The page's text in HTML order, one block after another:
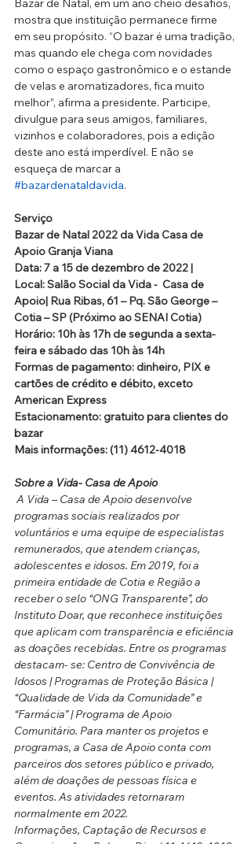
Bazar de Natal, em um ano cheio desafios,
mostra que instituição permanece firme
em seu propósito. “O bazar é uma tradição,
mas quando ele chega com novidades
como o espaço gastronômico e o estande
de velas e aromatizadores, fica muito
melhor”, afirma a presidente. Participe,
divulgue para seus amigos, familiares,
vizinhos e colaboradores, pois a edição
deste ano está imperdível. E não se
esqueça de marcar a
#bazardenataldavida.
Serviço
Bazar de Natal 2022 da Vida Casa de
Apoio Granja Viana
Data: 7 a 15 de dezembro de 2022 |
Local: Salão Social da Vida -  Casa de
Apoio| Rua Ribas, 61 – Pq. São George –
Cotia – SP (Próximo ao SENAI Cotia)
Horário: 10h às 17h de segunda a sexta-
feira e sábado das 10h às 14h
Formas de pagamento: dinheiro, PIX e
cartões de crédito e débito, exceto
American Express
Estacionamento: gratuito para clientes do
bazar
Mais informações: (11) 4612-4018
Sobre a Vida- Casa de Apoio
A Vida – Casa de Apoio desenvolve
programas sociais realizados por
voluntários e uma equipe de especialistas
remunerados, que atendem crianças,
adolescentes e idosos. Em 2019, foi a
primeira entidade de Cotia e Região a
receber o selo “ONG Transparente”, do
Instituto Doar, que reconhece instituições
que aplicam com transparência e eficiência
as doações recebidas. Entre os programas
destacam- se: Centro de Convivência de
Idosos | Programas de Proteção Básica |
“Qualidade de Vida da Comunidade” e
“Farmácia” | Programa de Apoio
Comunitário. Para manter os projetos e
programas, a Casa de Apoio conta com
parceiros dos setores público e privado,
além de doações de pessoas física e
eventos. As atividades retornaram
normalmente em 2022.
Informações, Captação de Recursos e